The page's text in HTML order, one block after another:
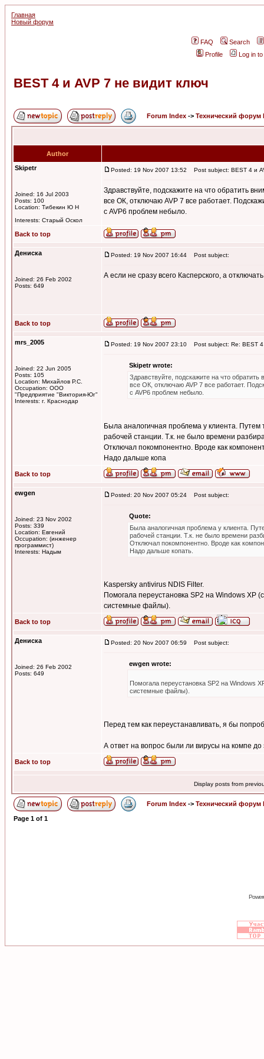
Главная
Новый форум
FAQ
Search
Profile
Log in
BEST 4 и AVP 7 не видит ключ
Forum Index -> Технический форум
Author
Skipetr
Joined: 16 Jul 2003
Posts: 100
Location: Тибекин Ю Н
Interests: Старый Оскол
Posted: 19 Nov 2007 13:52 Post subject: BEST 4 и
Здравствуйте, подскажите на что обратить
все ОК, отключаю AVP 7 все работает.
с AVP6 проблем небыло.
Back to top
Дениска
Joined: 26 Feb 2002
Posts: 649
Posted: 19 Nov 2007 16:44 Post subject:
А если не сразу всего Касперского, а
Back to top
mrs_2005
Joined: 22 Jun 2005
Posts: 105
Location: Михайлов Р.С.
Occupation: ООО
"Предприятие "Виктория-Юг"
Interests: г. Краснодар
Posted: 19 Nov 2007 23:10 Post subject: Re: BEST
Skipetr wrote:
Здравствуйте, подскажите на что
все ОК, отключаю AVP 7 все работает.
с AVP6 проблем небыло.
Была аналогичная проблема у клиента. Путем
рабочей станции. Т.к. не было времени
Отключал покомпонентно. Вроде как
Надо дальше копа
Back to top
ewgen
Joined: 23 Nov 2002
Posts: 339
Location: Евгений
Occupation: (инженер
программист)
Interests: Надым
Posted: 20 Nov 2007 05:24 Post subject:
Quote:
Была аналогичная проблема у клиента.
рабочей станции. Т.к. не было времени
Отключал покомпонентно. Вроде как
Надо дальше копать.
Kaspersky antivirus NDIS Filter.
Помогала переустановка SP2 на Windows XP
системные файлы).
Back to top
Дениска
Joined: 26 Feb 2002
Posts: 649
Posted: 20 Nov 2007 06:59 Post subject:
ewgen wrote:
Помогала переустановка SP2 на Windows
системные файлы).
Перед тем как переустанавливать, я бы
А ответ на вопрос были ли вирусы на компе
Back to top
Display posts from
Forum Index -> Технический форум
Page 1 of 1